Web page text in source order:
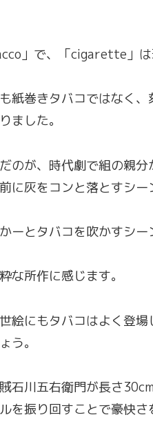
」で、「cigarette」は
紙巻きタバコではなく
ました。
のが、時代劇で組の親
に灰をコンと落とすシー
ーとタバコを吹かすシー
な所作に感じます。
絵にもタバコはよく登
う。
石川五右衛門が長さ
を振り回すことで豪快さ